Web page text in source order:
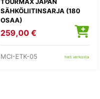
SÄHKÖLIITINSARJA (180
OSAA)
259,00 €
MCI-ETK-05 heti verkosta